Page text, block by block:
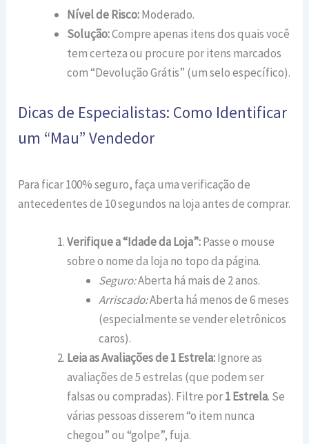
Nível de Risco:Moderado.
Solução:Compre apenas itens dos quais você
tem certeza ou procure por itens marcados
com “Devolução Grátis” (um selo específico).
Dicas de Especialistas: Como Identificar
um “Mau” Vendedor
Para ficar 100% seguro, faça uma verificação de
antecedentes de 10 segundos na loja antes de comprar.
Verifique a “Idade da Loja”:Passe o mouse
sobre o nome da loja no topo da página.
Seguro:Aberta há mais de 2 anos.
Arriscado:Aberta há menos de 6 meses
(especialmente se vender eletrônicos
caros).
Leia as Avaliações de 1 Estrela:Ignore as
avaliações de 5 estrelas (que podem ser
falsas ou compradas). Filtre por1 Estrela. Se
várias pessoas disserem “o item nunca
chegou” ou “golpe”, fuja.